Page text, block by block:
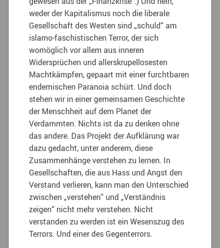
weder der Kapitalismus noch die liberale
Gesellschaft des Westen sind „schuld“ am
islamo-faschistischen Terror, der sich
womöglich vor allem aus inneren
Widersprüchen und allerskrupellosesten
Machtkämpfen, gepaart mit einer furchtbaren
endemischen Paranoia schürt. Und doch
stehen wir in einer gemeinsamen Geschichte
der Menschheit auf dem Planet der
Verdammten. Nichts ist da zu denken ohne
das andere. Das Projekt der Aufklärung war
dazu gedacht, unter anderem, diese
Zusammenhänge verstehen zu lernen. In
Gesellschaften, die aus Hass und Angst den
Verstand verlieren, kann man den Unterschied
zwischen „verstehen“ und „Verständnis
zeigen“ nicht mehr verstehen. Nicht
verstanden zu werden ist ein Wesenszug des
Terrors. Und einer des Gegenterrors.